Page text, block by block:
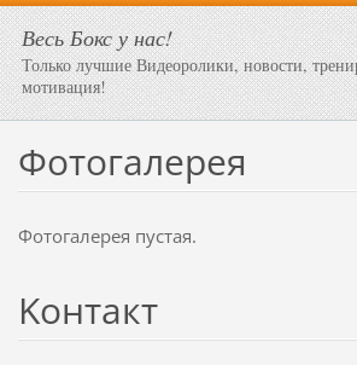
Весь Бокс у нас!
Только лучшие Видеоролики, новости,
мотивация!
Фотогалерея
Фотогалерея пустая.
Koнтакт